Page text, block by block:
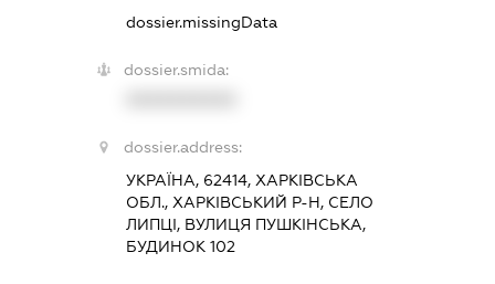
dossier.missingData
dossier.smida:
dossier.address:
УКРАЇНА, 62414, ХАРКІВСЬКА
ОБЛ., ХАРКІВСЬКИЙ Р-Н, СЕЛО
ЛИПЦІ, ВУЛИЦЯ ПУШКІНСЬКА,
БУДИНОК 102